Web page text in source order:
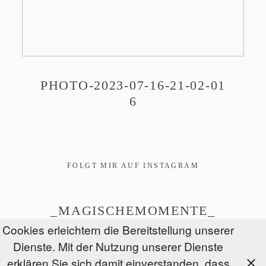
PHOTO-2023-07-16-21-02-01
6
FOLGT MIR AUF INSTAGRAM
_MAGISCHEMOMENTE_
@Magische Momente 2026
Cookies erleichtern die Bereitstellung unserer
Dienste. Mit der Nutzung unserer Dienste
erklären Sie sich damit einverstanden, dass